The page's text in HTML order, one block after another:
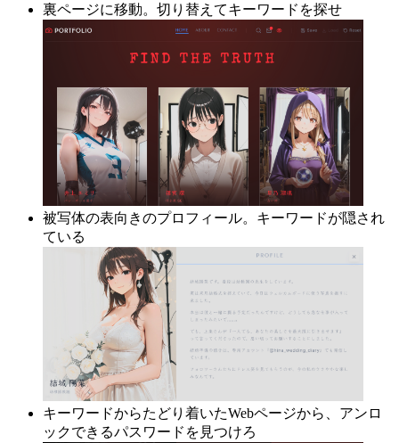
裏ページに移動。切り替えてキーワードを探せ
被写体の表向きのプロフィール。キーワードが隠され
ている
キーワードからたどり着いたWebページから、アンロ
ックできるパスワードを見つけろ